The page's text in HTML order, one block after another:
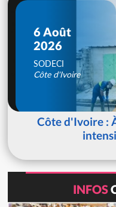
6 Août
2026
SODECI
Côte d'Ivoire
Côte d'Ivoire :
INFOS